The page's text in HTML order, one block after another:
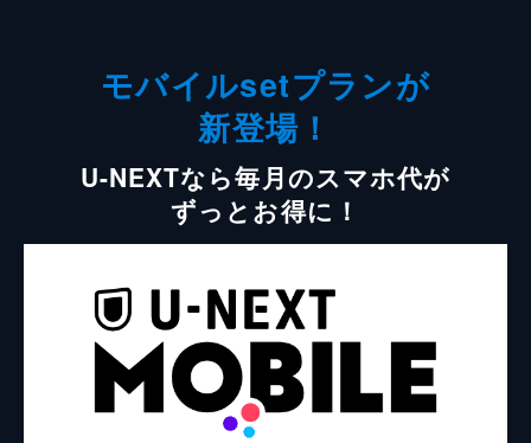
モバイルsetプランが
新登場！
U-NEXTなら毎月のスマホ代が
ずっとお得に！